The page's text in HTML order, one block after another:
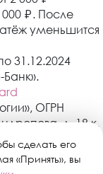
сделать его
«Принять», вы
₽. После
уменьшится
31.12.2024
ОГРН
д. 18 к.
1326 от 16
один раз в